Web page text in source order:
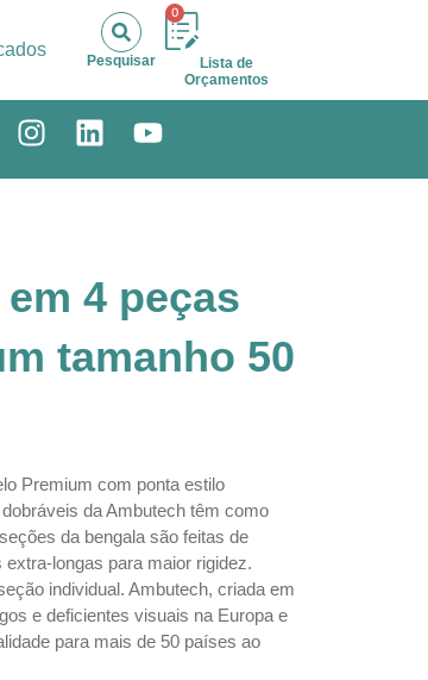
Pesquisar
0
Lista de
Orçamentos
4 peças
tamanho 50
Premium com ponta estilo
da Ambutech têm como
da bengala são feitas de
longas para maior rigidez.
individual. Ambutech, criada em
e deficientes visuais na Europa e
para mais de 50 países ao